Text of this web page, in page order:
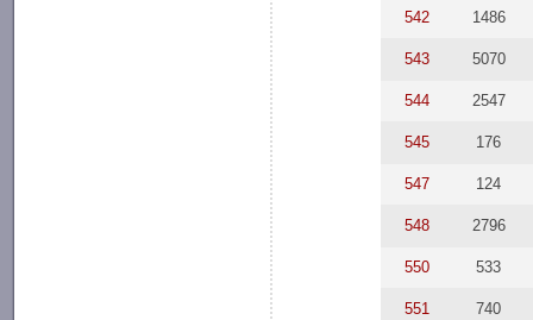
542 1486
543 5070
544 2547
545 176
547 124
548 2796
550 533
551 740